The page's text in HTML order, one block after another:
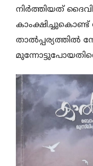
നിര്‍ത്തിയത്
താല്‍പ്പര്യത്തില്‍